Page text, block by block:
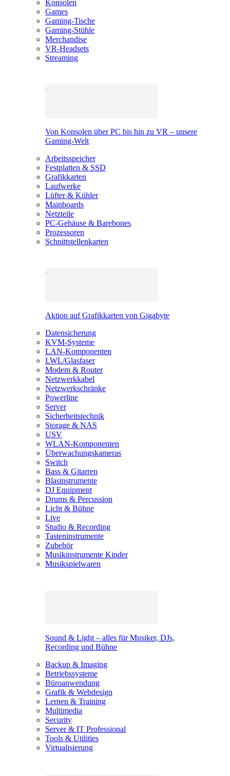
Konsolen
Games
Gaming-Tische
Gaming-Stühle
Merchandise
VR-Headsets
Streaming
Von Konsolen über PC bis hin zu VR – unsere
Gaming-Welt
Arbeitsspeicher
Festplatten & SSD
Grafikkarten
Laufwerke
Lüfter & Kühler
Mainboards
Netzteile
PC-Gehäuse & Barebones
Prozessoren
Schnittstellenkarten
Aktion auf Grafikkarten von Gigabyte
Datensicherung
KVM-Systeme
LAN-Komponenten
LWL/Glasfaser
Modem & Router
Netzwerkkabel
Netzwerkschränke
Powerline
Server
Sicherheitstechnik
Storage & NAS
USV
WLAN-Komponenten
Überwachungskameras
Switch
Bass & Gitarren
Blasinstrumente
DJ Equipment
Drums & Percussion
Licht & Bühne
Live
Studio & Recording
Tasteninstrumente
Zubehör
Musikinstrumente Kinder
Musikspielwaren
Sound & Light – alles für Musiker, DJs,
Recording und Bühne
Backup & Imaging
Betriebssysteme
Büroanwendung
Grafik & Webdesign
Lernen & Training
Multimedia
Security
Server & IT Professional
Tools & Utilities
Virtualisierung